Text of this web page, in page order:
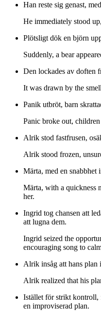
Han reste sig genast,
He immediately stood
Plötsligt dök en björn
Suddenly, a bear
Den lockades av doften
It was drawn by the
Panik utbröt, barn
Panic broke out,
Alrik stod fastfrusen,
Alrik stood frozen,
Märta, med en snabbhet
Märta, with a quickness
her.
Ingrid tog chansen att
att lugna dem.
Ingrid seized the
encouraging song to
Alrik insåg att hans plan
Alrik realized that his
Istället för strikt kontroll,
en improviserad plan.